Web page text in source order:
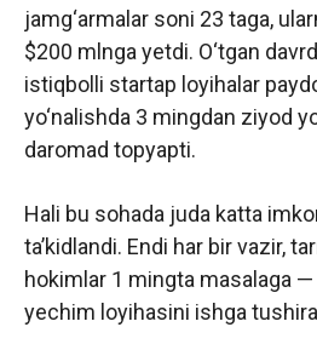
jamg‘armalar soni 23 taga,
$200 mlnga yetdi. O‘tgan
istiqbolli startap loyihalar
yo‘nalishda 3 mingdan ziyod
daromad topyapti.
Hali bu sohada juda katta
taʼkidlandi. Endi har bir vazir,
hokimlar 1 mingta masalaga
yechim loyihasini ishga